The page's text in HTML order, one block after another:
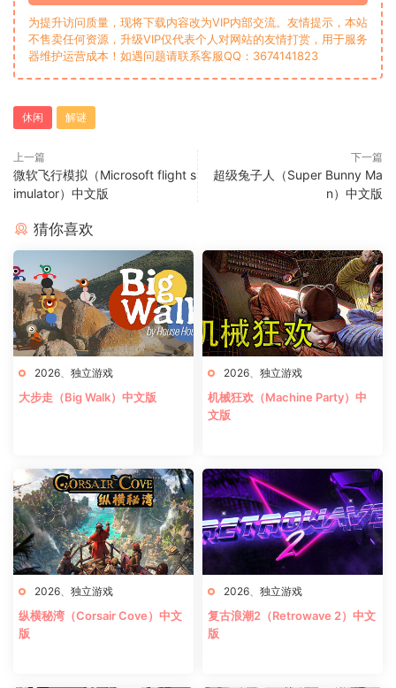
为提升访问质量，现将下载内容改为VIP内部交流。友情提示，本站
不售卖任何资源，升级VIP仅代表个人对网站的友情打赏，用于服务
器维护运营成本！如遇问题请联系客服QQ：3674141823
休闲 解谜
上一篇
微软飞行模拟（Microsoft flight s
imulator）中文版
下一篇
超级兔子人（Super Bunny Ma
n）中文版
猜你喜欢
2026 独立游戏
大步走（Big Walk）中文版
2026 独立游戏
机械狂欢（Machine Party）中
文版
2026 独立游戏
纵横秘湾（Corsair Cove）中文
版
2026 独立游戏
复古浪潮2（Retrowave 2）中文
版